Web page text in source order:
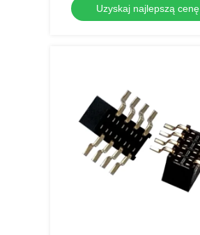
Uzyskaj najlepszą cenę